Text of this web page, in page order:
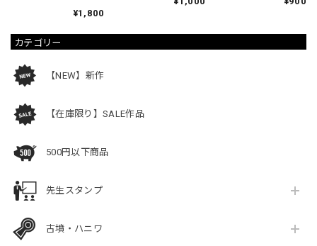
カテゴリー
【NEW】新作
【在庫限り】SALE作品
500円以下商品
先生スタンプ
古墳・ハニワ
¥1,800